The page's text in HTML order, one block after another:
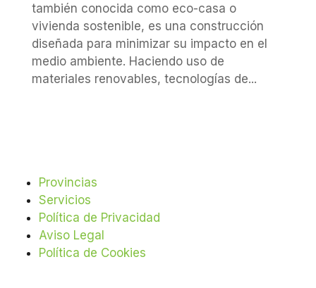
también conocida como eco-casa o
vivienda sostenible, es una construcción
diseñada para minimizar su impacto en el
medio ambiente. Haciendo uso de
materiales renovables, tecnologías de...
Provincias
Servicios
Política de Privacidad
Aviso Legal
Política de Cookies